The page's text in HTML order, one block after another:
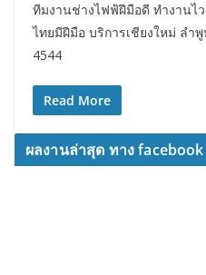
ทีมงานช่างไฟฟ้ฝีมือดี ทำงาน
ไทยมีฝีมือ บริการเชียงใหม่ ลำ
4544
Read More
ผลงานล่าสุด ทาง facebook